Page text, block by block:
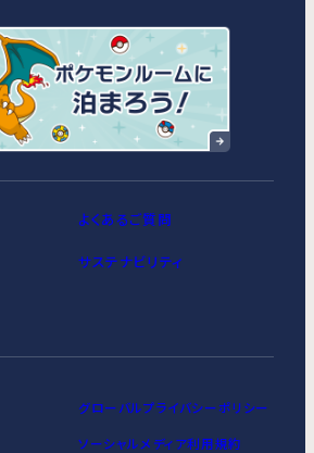
本橋水天宮前
MIMARU東京 八丁堀
草STATION
よくあるご質問
サステナビリティ
グローバルプライバシーポリシー
ソーシャルメディア利用規約